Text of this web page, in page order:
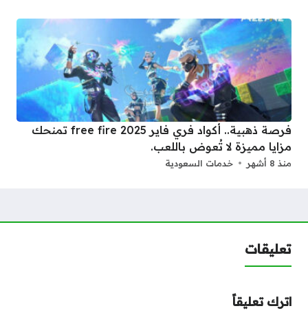
فرصة ذهبية.. أكواد فري فاير 2025 free fire تمنحك
مزايا مميزة لا تُعوض باللعب.
منذ 8 أشهر خدمات السعودية
تعليقات
اترك تعليقاً